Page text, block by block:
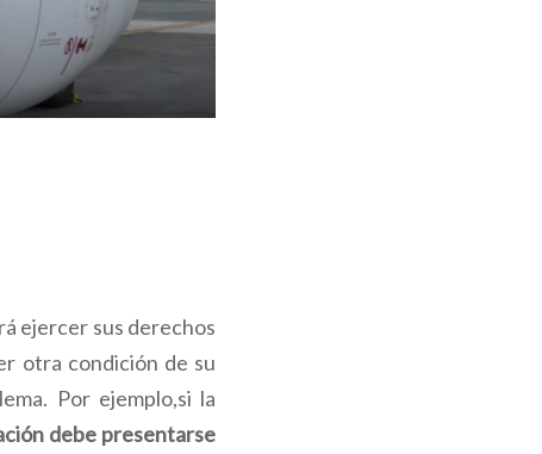
ejercer sus derechos
otra condición de su
Por ejemplo,si la
debe presentarse